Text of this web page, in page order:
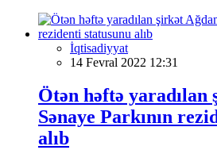
İqtisadiyyat
14 Fevral 2022 12:31
Ötən həftə yaradılan
Sənaye Parkının
alıb